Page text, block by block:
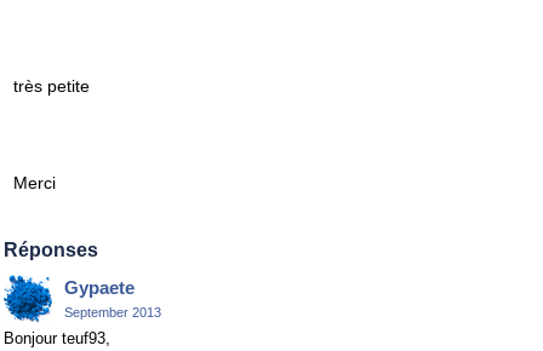
très petite
Merci
Réponses
Gypaete
September 2013
Bonjour teuf93,